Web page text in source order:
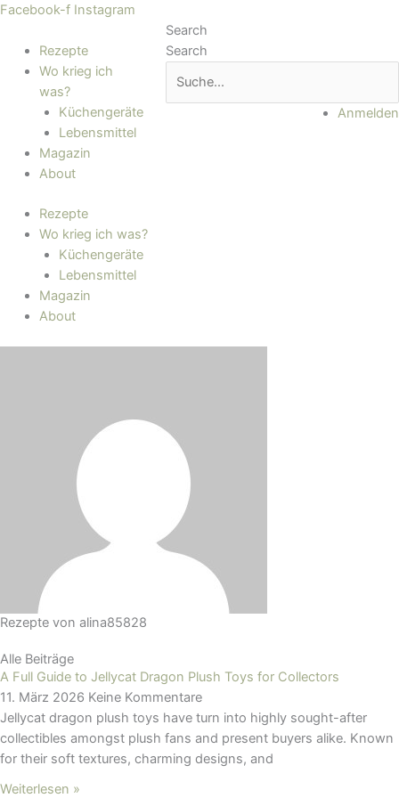
Zum
springen
Facebook-f Instagram
Search
Search
Anmelden
Rezepte
Wo krieg ich
was?
Küchengeräte
Lebensmittel
Magazin
About
Rezepte
Wo krieg ich was?
Küchengeräte
Lebensmittel
Magazin
About
Rezepte von alina85828
Alle Beiträge
A Full Guide to Jellycat Dragon Plush Toys for Collectors
11. März 2026 Keine Kommentare
Jellycat dragon plush toys have turn into highly sought-after
collectibles amongst plush fans and present buyers alike. Known
for their soft textures, charming designs, and
Weiterlesen »